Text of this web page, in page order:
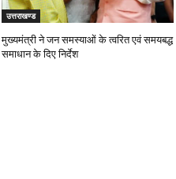
उत्तराखण्ड
मुख्यमंत्री ने जन समस्याओं के त्वरित एवं समयबद्ध
समाधान के दिए निर्देश